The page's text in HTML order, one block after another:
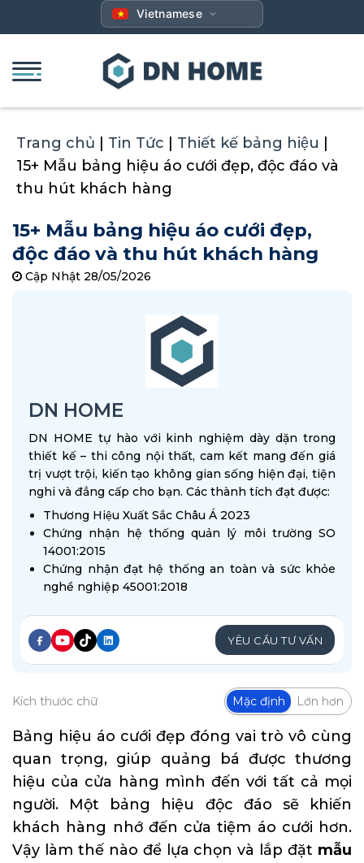
qua
dung
Vietnamese
Trang chủ Tin Tức Thiết kế bảng hiệu
15+ Mẫu bảng hiệu áo cưới đẹp, độc đáo và
thu hút khách hàng
15+ Mẫu bảng hiệu áo cưới đẹp,
độc đáo và thu hút khách hàng
Cập Nhật 28/05/2026
DN HOME
DN HOME tự hào với kinh nghiệm dày dặn trong
thiết kế – thi công nội thất, cam kết mang đến giá
trị vượt trội, kiến tạo không gian sống hiện đại, tiện
nghi và đẳng cấp cho bạn. Các thành tích đạt được:
Thương Hiệu Xuất Sắc Châu Á 2023
Chứng nhận hệ thống quản lý môi trường SO
14001:2015
Chứng nhận đạt hệ thống an toàn và sức khỏe
nghề nghiệp 45001:2018
YÊU CẦU TƯ VẤN
Kích thước chữ Mặc định Lớn hơn
Bảng hiệu áo cưới đẹp đóng vai trò vô cùng
quan trọng, giúp quảng bá được thương
hiệu của cửa hàng mình đến với tất cả mọi
người. Một bảng hiệu độc đáo sẽ khiến
khách hàng nhớ đến cửa tiệm áo cưới hơn.
Vậy làm thế nào để lựa chọn và lắp đặt mẫu